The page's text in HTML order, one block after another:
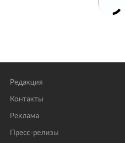
Редакция
Контакты
Реклама
Пресс-релизы